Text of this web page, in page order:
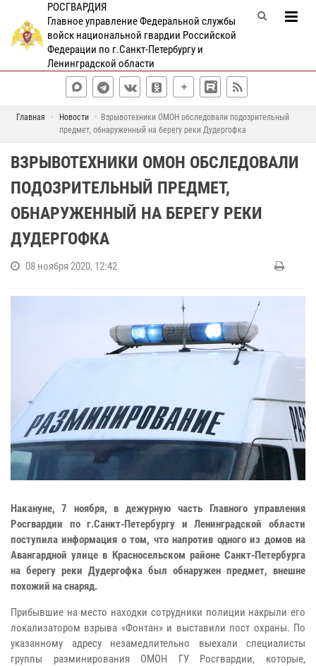
РОСГВАРДИЯ
Главное управление Федеральной службы
войск национальной гвардии Российской
Федерации по г.Санкт-Петербургу и
Ленинградской области
Главная Новости
Взрывотехники ОМОН обследовали подозрительный
предмет, обнаруженный на берегу реки Дудергофка
ВЗРЫВОТЕХНИКИ ОМОН ОБСЛЕДОВАЛИ
ПОДОЗРИТЕЛЬНЫЙ ПРЕДМЕТ,
ОБНАРУЖЕННЫЙ НА БЕРЕГУ РЕКИ
ДУДЕРГОФКА
08 ноября 2020, 12:42
Накануне, 7 ноября, в дежурную часть Главного управления
Росгвардии по г.Санкт-Петербургу и Ленинградской области
поступила информация о том, что напротив одного из домов на
Авангардной улице в Красносельском районе Санкт-Петербурга
на берегу реки Дудергофка был обнаружен предмет, внешне
похожий на снаряд.
Прибывшие на место находки сотрудники полиции накрыли его
локализатором взрыва «Фонтан» и выставили пост охраны. По
указанному адресу незамедлительно выехали специалисты
группы разминирования ОМОН ГУ Росгвардии, которые,